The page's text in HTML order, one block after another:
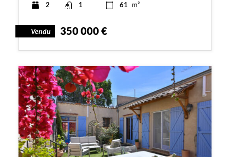
2 1 61 m²
Vendu 350 000 €